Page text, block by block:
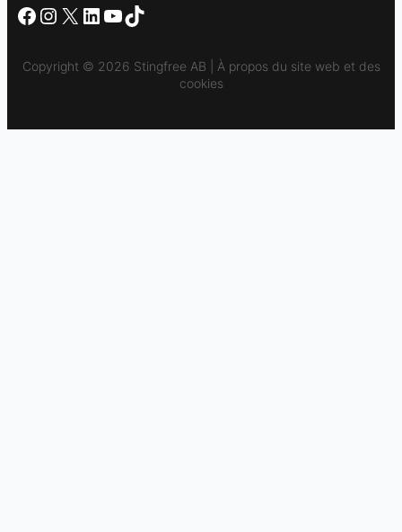
Facebook
Instagram
X LinkedIn
YouTube
TikTok
Copyright © 2026 Stingfree AB | À propos du site web et des
cookies